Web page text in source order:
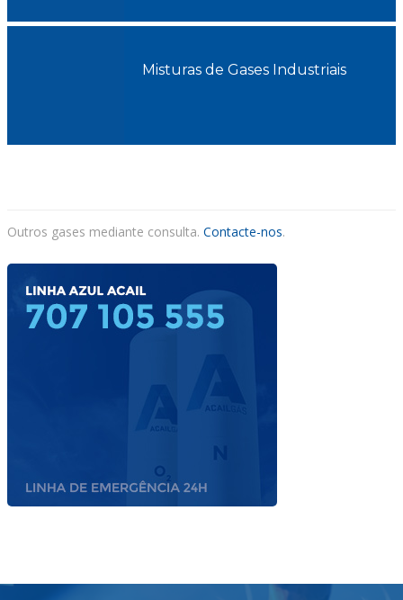
Misturas de Gases Industriais
Outros gases mediante consulta.Contacte-nos.